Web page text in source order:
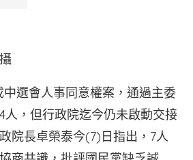
：網路翻攝
中選會人事同意權案，通過主委
人，但行政院迄今仍未啟動交接
院長卓榮泰今(7)日指出，7人